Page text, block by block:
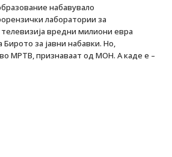
набавувало
лаборатории за
вредни милиони евра
за јавни набавки. Но,
МРТВ, признаваат од МОН. А каде е –